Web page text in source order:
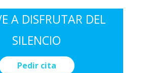
A DISFRUTAR DEL
SILENCIO
Pedir cita